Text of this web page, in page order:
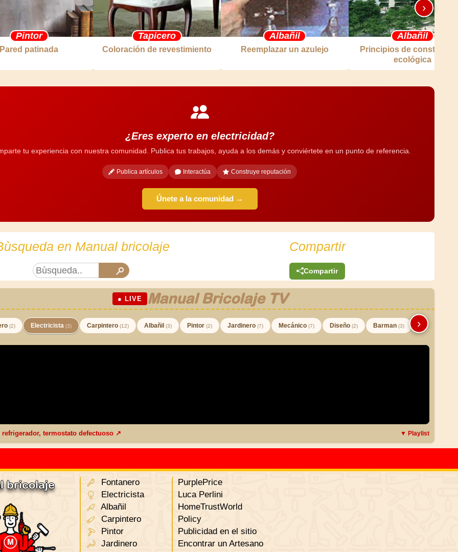
Pintor
Pared patinada
Tapicero
Coloración de revestimiento
Albañil
Reemplazar un azulejo
Albañil
Principios de
ecológica
›
¿Eres experto en electricidad?
tu experiencia con nuestra comunidad. Publica tus trabajos, ayuda a los demás y conviértete en un punto de referencia.
Publica artículos Interactúa Construye reputación
Únete a la comunidad →
en Manual bricolaje Compartir
Compartir
● LIVE Manual Bricolaje TV
(2) Electricista (3) Carpintero (12) Albañil (3) Pintor (2) Jardinero (7) Mecánico (7) Diseño (2) Barman (3) ›
refrigerador, termostato defectuoso ↗ ▼ Playlist
bricolaje
Fontanero
Electricista
Albañil
Carpintero
Pintor
Jardinero
PurplePrice
Luca Perlini
HomeTrustWorld
Policy
Publicidad en el sitio
Encontrar un Artesano